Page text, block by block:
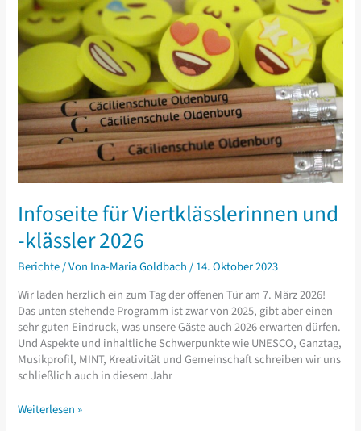
–
der
Musikzweig
Infoseite für Viertklässlerinnen und
-klässler 2026
Berichte/ Von Ina-Maria Goldbach/14. Oktober 2023
Wir laden herzlich ein zum Tag der offenen Tür am 7. März 2026!
Das unten stehende Programm ist zwar von 2025, gibt aber einen
sehr guten Eindruck, was unsere Gäste auch 2026 erwarten dürfen.
Und Aspekte und inhaltliche Schwerpunkte wie UNESCO, Ganztag,
Musikprofil, MINT, Kreativität und Gemeinschaft schreiben wir uns
schließlich auch in diesem Jahr
Infoseite
Weiterlesen »